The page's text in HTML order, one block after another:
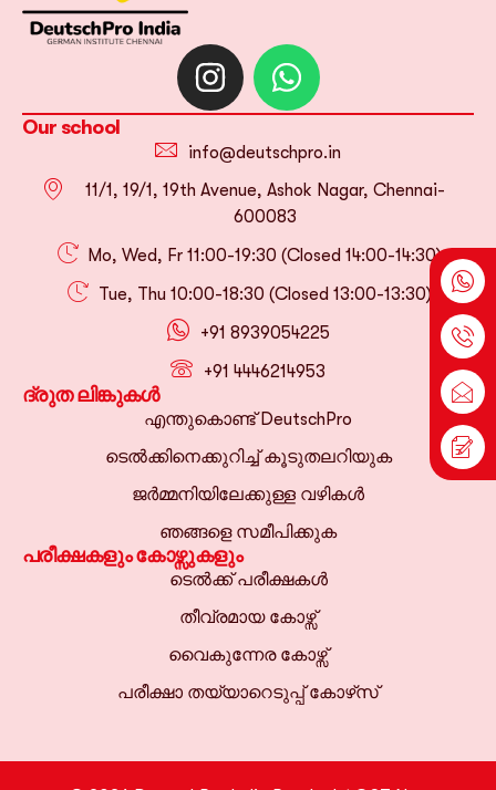
Our school
info@deutschpro.in
11/1, 19/1, 19th Avenue, Ashok Nagar, Chennai-
600083
Mo, Wed, Fr 11:00-19:30 (Closed 14:00-14:30)
Tue, Thu 10:00-18:30 (Closed 13:00-13:30)
+91 8939054225
+91 4446214953
ദ്രുത ലിങ്കുകൾ
എന്തുകൊണ്ട് DeutschPro
ടെൽക്കിനെക്കുറിച്ച് കൂടുതലറിയുക
ജർമ്മനിയിലേക്കുള്ള വഴികൾ
ഞങ്ങളെ സമീപിക്കുക
പരീക്ഷകളും കോഴ്സുകളും
ടെൽക്ക് പരീക്ഷകൾ
തീവ്രമായ കോഴ്സ്
വൈകുന്നേര കോഴ്സ്
പരീക്ഷാ തയ്യാറെടുപ്പ് കോഴ്‌സ്